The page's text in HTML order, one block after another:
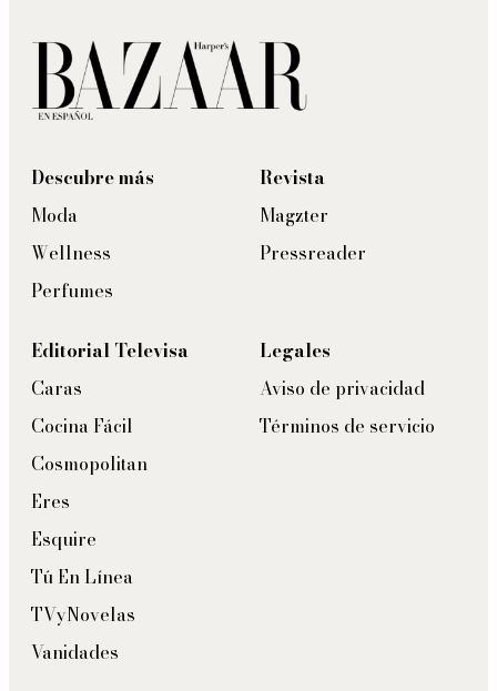
Descubre más
Moda
Wellness
Perfumes
Revista
Magzter
Pressreader
Editorial Televisa
Caras
Cocina Fácil
Cosmopolitan
Eres
Esquire
Tú En Línea
TVyNovelas
Vanidades
Legales
Aviso de privacidad
Términos de servicio